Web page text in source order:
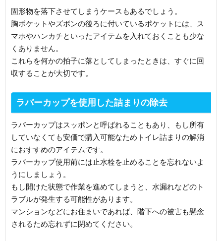
固形物を落下させてしまうケースもあるでしょう。
胸ポケットやズボンの後ろに付いているポケットには、ス
マホやハンカチといったアイテムを入れておくことも少な
くありません。
これらを何かの拍子に落としてしまったときは、すぐに回
収することが大切です。
ラバーカップを使用した詰まりの除去
ラバーカップはスッポンと呼ばれることもあり、もし所有
していなくても安価で購入可能なためトイレ詰まりの解消
におすすめのアイテムです。
ラバーカップ使用前には止水栓を止めることを忘れないよ
うにしましょう。
もし開けた状態で作業を進めてしまうと、水漏れなどのト
ラブルが発生する可能性があります。
マンションなどにお住まいであれば、階下への被害も懸念
されるため忘れずに閉めてください。